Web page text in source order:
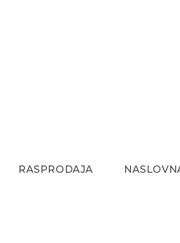
RASPRODAJA